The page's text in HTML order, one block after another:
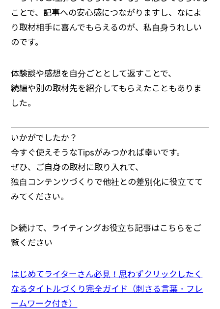
ことで、記事への安心感につながりますし、なによ
り取材相手に喜んでもらえるのが、私自身うれしい
のです。
体験談や感想を自分ごととして返すことで、
続編や別の取材先を紹介してもらえたこともありま
した。
いかがでしたか？
今すぐ使えそうなTipsがみつかれば幸いです。
ぜひ、ご自身の取材に取り入れて、
独自コンテンツづくりで他社との差別化に役立てて
みてください。
▷続けて、ライティングお役立ち記事はこちらをご
覧ください
はじめてライターさん必見！思わずクリックしたく
なるタイトルづくり完全ガイド（刺さる言葉・フレ
ームワーク付き）